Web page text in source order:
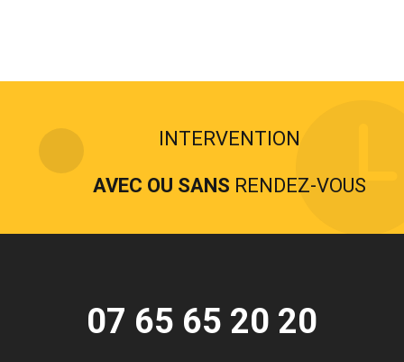
INTERVENTION
AVEC OU SANS RENDEZ-VOUS
07 65 65 20 20